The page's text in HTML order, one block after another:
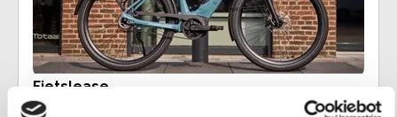
Fietslease
Voor een vast bedrag per maand rij jij zorgeloos op jouw